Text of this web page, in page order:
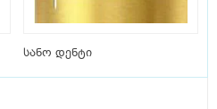
სანო დენტი